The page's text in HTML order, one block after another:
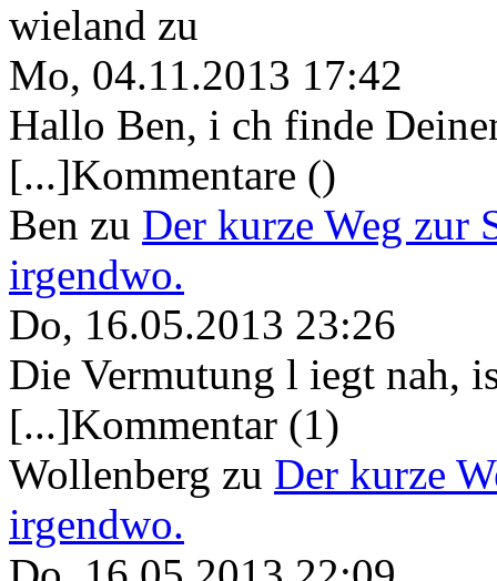
wieland zu
Mo, 04.11.2013 17:42
Hallo Ben, i ch finde
[...]Kommentare ()
Ben zu Der kurze Weg zur
irgendwo.
Do, 16.05.2013 23:26
Die Vermutung l iegt nah,
[...]Kommentar (1)
Wollenberg zu Der kurze
irgendwo.